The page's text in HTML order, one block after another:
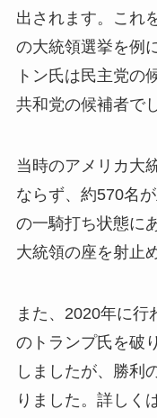
出されます。これ
の大統領選挙を例
トン氏は民主党の
共和党の候補者で
当時のアメリカ大
ならず、約570名
の一騎打ち状態に
大統領の座を射止
また、2020年に行
のトランプ氏を破
しましたが、勝利
りました。詳しく